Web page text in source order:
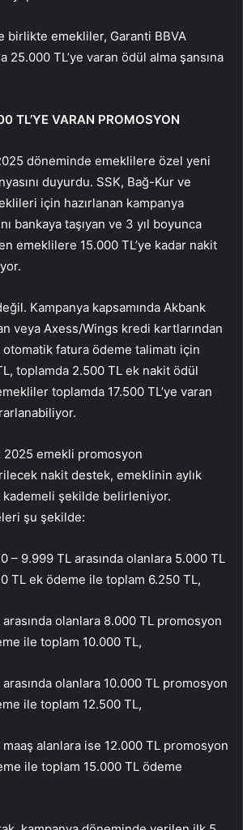
birlikte emekliler, Garanti BBVA
25.000 TL’ye varan ödül alma şansına
TL’YE VARAN PROMOSYON
döneminde emeklilere özel yeni
duyurdu. SSK, Bağ-Kur ve
için hazırlanan kampanya
bankaya taşıyan ve 3 yıl boyunca
emeklilere 15.000 TL’ye kadar nakit
Kampanya kapsamında Akbank
veya Axess/Wings kredi kartlarından
fatura ödeme talimatı için
toplamda 2.500 TL ek nakit ödül
toplamda 17.500 TL’ye varan
2025 emekli promosyon
nakit destek, emeklinin aylık
kademeli şekilde belirleniyor.
şu şekilde:
– 9.999 TL arasında olanlara 5.000 TL
TL ek ödeme ile toplam 6.250 TL,
olanlara 8.000 TL promosyon
ile toplam 10.000 TL,
olanlara 10.000 TL promosyon
ile toplam 12.500 TL,
alanlara ise 12.000 TL promosyon
ile toplam 15.000 TL ödeme